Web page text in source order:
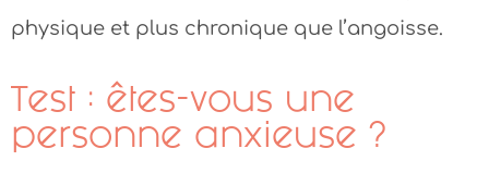
physique et plus chronique que l’angoisse.
Test : êtes-vous une
personne anxieuse ?